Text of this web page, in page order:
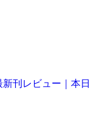
刊レビュー｜本日